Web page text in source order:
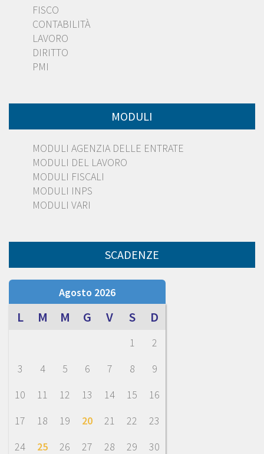
FISCO
CONTABILITÀ
LAVORO
DIRITTO
PMI
MODULI
MODULI AGENZIA DELLE ENTRATE
MODULI DEL LAVORO
MODULI FISCALI
MODULI INPS
MODULI VARI
SCADENZE
Agosto 2026
L M M G V S D
1
2
3
4 5 6 7 8
9
10
11 12 13 14 15
16
17
18 19 20 21 22
23
24
25 26 27 28 29
30